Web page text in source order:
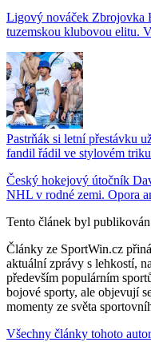
Ligový nováček Zbrojovka
tuzemskou klubovou elitu.
Pastrňák si letní přestávku
fandil řádil ve stylovém triku
Český hokejový útočník
NHL v rodné zemi. Opora
Tento článek byl
Články ze SportWin.cz
aktuální zprávy s lehkostí,
především populárním
bojové sporty, ale objevují
momenty ze světa
Všechny články tohoto